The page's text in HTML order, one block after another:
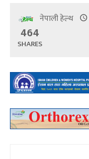
नेपाली हेल्थ
464
SHARES